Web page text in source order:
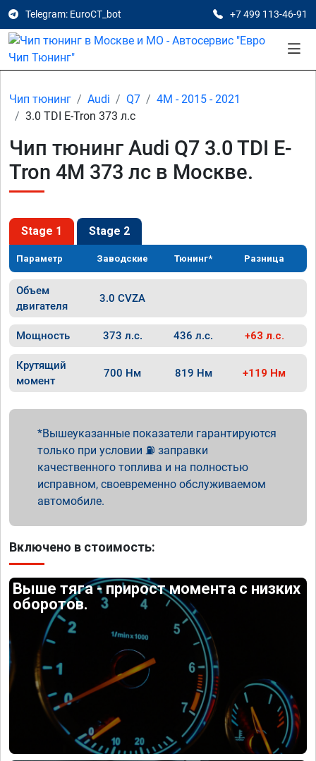
Telegram: EuroCT_bot +7 499 113-46-91
Чип тюнинг Audi Q7
4M - 2015 - 2021
3.0 TDI E-Tron 373 л.с
Чип тюнинг Audi Q7 3.0 TDI E-
Tron 4M 373 лс в Москве.
Stage 1 Stage 2
Параметр Заводские Тюнинг* Разница
Объем
двигателя
3.0 CVZA
Мощность 373 л.с. 436 л.с. +63 л.с.
Крутящий
момент
700 Нм 819 Нм +119 Нм
Вышеуказанные показатели гарантируются
только при условии ⛽ заправки
качественного топлива и на полностью
исправном, своевременно обслуживаемом
автомобиле.
Включено в стоимость:
Выше тяга - прирост момента с низких
оборотов.